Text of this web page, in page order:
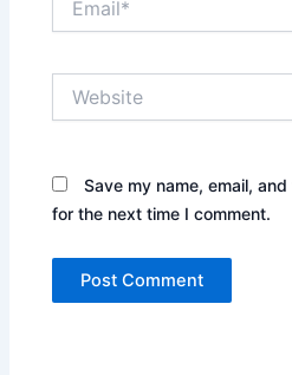
Save my name, email,
for the next time I comment.